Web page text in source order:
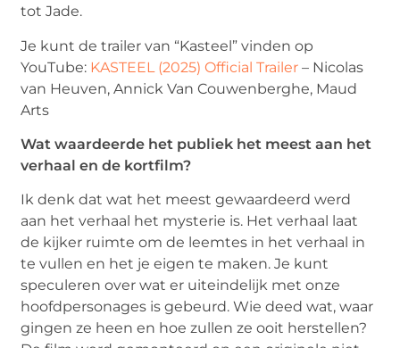
tot Jade.
Je kunt de trailer van “Kasteel” vinden op
YouTube: KASTEEL (2025) Official Trailer – Nicolas
van Heuven, Annick Van Couwenberghe, Maud
Arts
Wat waardeerde het publiek het meest aan het
verhaal en de kortfilm?
Ik denk dat wat het meest gewaardeerd werd
aan het verhaal het mysterie is. Het verhaal laat
de kijker ruimte om de leemtes in het verhaal in
te vullen en het je eigen te maken. Je kunt
speculeren over wat er uiteindelijk met onze
hoofdpersonages is gebeurd. Wie deed wat, waar
gingen ze heen en hoe zullen ze ooit herstellen?